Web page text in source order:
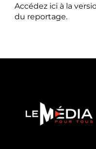
Accédez ici à la
du reportage.